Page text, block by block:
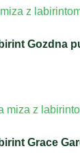
Gozdna
Grace